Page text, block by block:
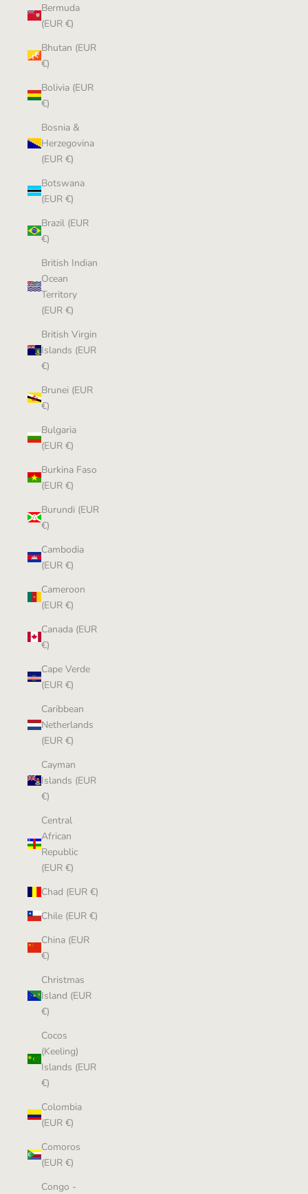
Bermuda
(EUR €)
Bhutan (EUR
€)
Bolivia (EUR
€)
Bosnia &
Herzegovina
(EUR €)
Botswana
(EUR €)
Brazil (EUR
€)
British Indian
Ocean
Territory
(EUR €)
British Virgin
Islands (EUR
€)
Brunei (EUR
€)
Bulgaria
(EUR €)
Burkina Faso
(EUR €)
Burundi (EUR
€)
Cambodia
(EUR €)
Cameroon
(EUR €)
Canada (EUR
€)
Cape Verde
(EUR €)
Caribbean
Netherlands
(EUR €)
Cayman
Islands (EUR
€)
Central
African
Republic
(EUR €)
Chad (EUR €)
Chile (EUR €)
China (EUR
€)
Christmas
Island (EUR
€)
Cocos
(Keeling)
Islands (EUR
€)
Colombia
(EUR €)
Comoros
(EUR €)
Congo -